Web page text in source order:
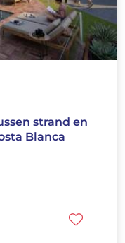
strand en
Blanca